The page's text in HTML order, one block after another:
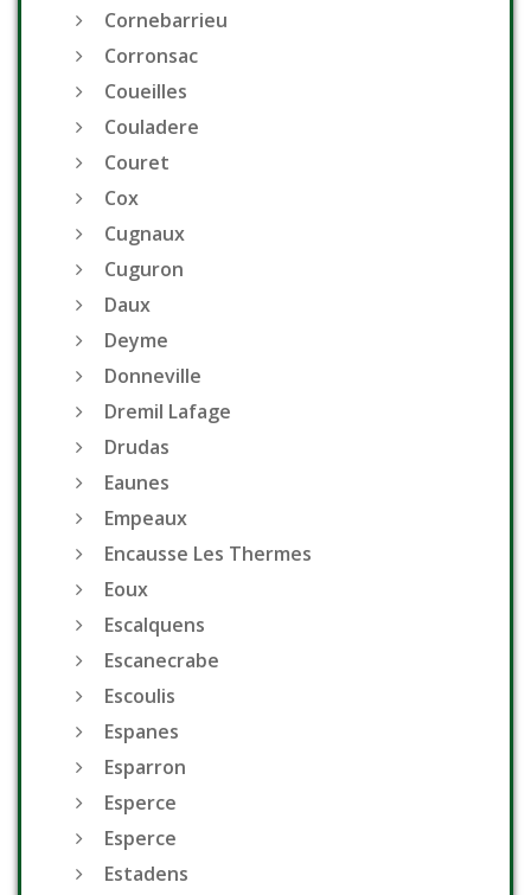
Cornebarrieu
Corronsac
Coueilles
Couladere
Couret
Cox
Cugnaux
Cuguron
Daux
Deyme
Donneville
Dremil Lafage
Drudas
Eaunes
Empeaux
Encausse Les Thermes
Eoux
Escalquens
Escanecrabe
Escoulis
Espanes
Esparron
Esperce
Esperce
Estadens